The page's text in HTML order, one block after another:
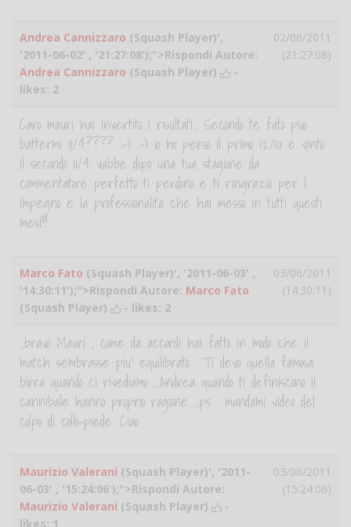
Andrea Cannizzaro (Squash Player)',
'2011-06-02' , '21:27:08');">Rispondi Autore:
Andrea Cannizzaro (Squash Player)
-
likes: 2
02/06/2011
(21:27:08)
Caro mauri hai invertito i risultati... Secondo te fato puo
battermi 11/4???? :-) :-) io ho perso il primo 12/10 e vinto
il secondo 11/4 vabbe dopo una tua stagione da
commentatore perfetto ti perdono e ti ringrazio per l
impegno e la professionalita che hai messo in tutti questi
mesi!!!!
Marco Fato (Squash Player)', '2011-06-03' ,
'14:30:11');">Rispondi Autore: Marco Fato
(Squash Player)
- likes: 2
03/06/2011
(14:30:11)
...bravo Mauri , come da accordi hai fatto in modo che il
match sembrasse piu' equilibrato . Ti devo quella famosa
birra quando ci rivediamo ....Andrea quando ti definiscono il
cannibale hanno proprio ragione ...ps : mandami video del
colpo di collo-piede. Ciao
Maurizio Valerani (Squash Player)', '2011-
06-03' , '15:24:06');">Rispondi Autore:
Maurizio Valerani (Squash Player)
-
likes: 1
03/06/2011
(15:24:06)